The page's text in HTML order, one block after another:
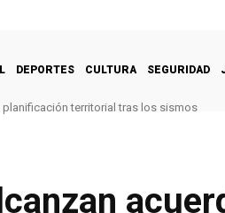
DEPORTES CULTURA SEGURIDAD
territorial tras los sismos